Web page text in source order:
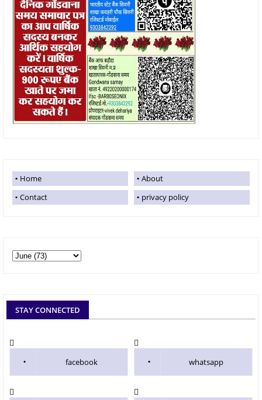
Home
About
Contact
privacy policy
STAY CONNECTED
facebook whatsapp